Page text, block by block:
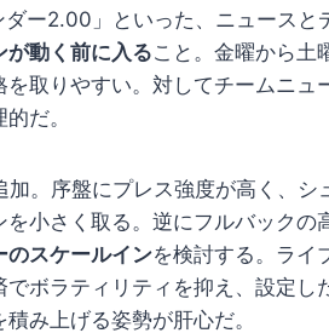
ー2.00」といった、ニュースと
が動く前に入ること。金曜から土
取りやすい。対してチームニュ
だ。
加。序盤にプレス強度が高く、
を小さく取る。逆にフルバック
のスケールインを検討する。ライ
でボラティリティを抑え、設定し
み上げる姿勢が肝心だ。